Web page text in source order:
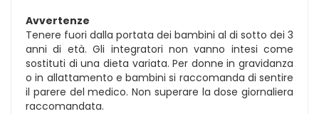
Avvertenze
Tenere fuori dalla portata dei bambini al di sotto dei 3
anni di età. Gli integratori non vanno intesi come
sostituti di una dieta variata. Per donne in gravidanza
o in allattamento e bambini si raccomanda di sentire
il parere del medico. Non superare la dose giornaliera
raccomandata.